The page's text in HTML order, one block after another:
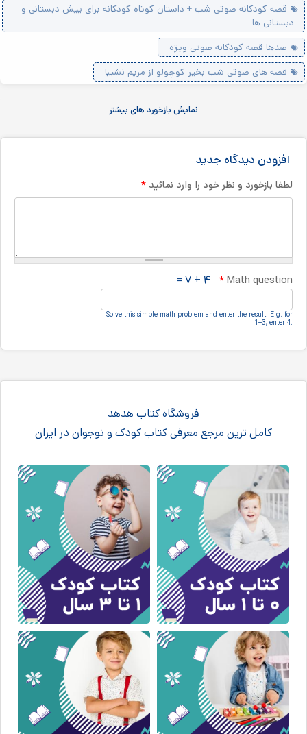
قصه کودکانه صوتی شب + داستان کوتاه کودکانه برای پیش دبستانی و
دبستانی ها
صدها قصه کودکانه صوتی ویژه
قصه های صوتی شب بخیر کوچولو از مریم نشیبا
نمایش بازخورد های بیشتر
افزودن دیدگاه جدید
لطفا بازخورد و نظر خود را وارد نمائید *
Math question
* ۴ + ۷ =
Solve this simple math problem and enter the result.‎ E.g.‎ for
1+3, enter 4.‎
فروشگاه کتاب هدهد
کامل ترین مرجع معرفی کتاب کودک و نوجوان در ایران